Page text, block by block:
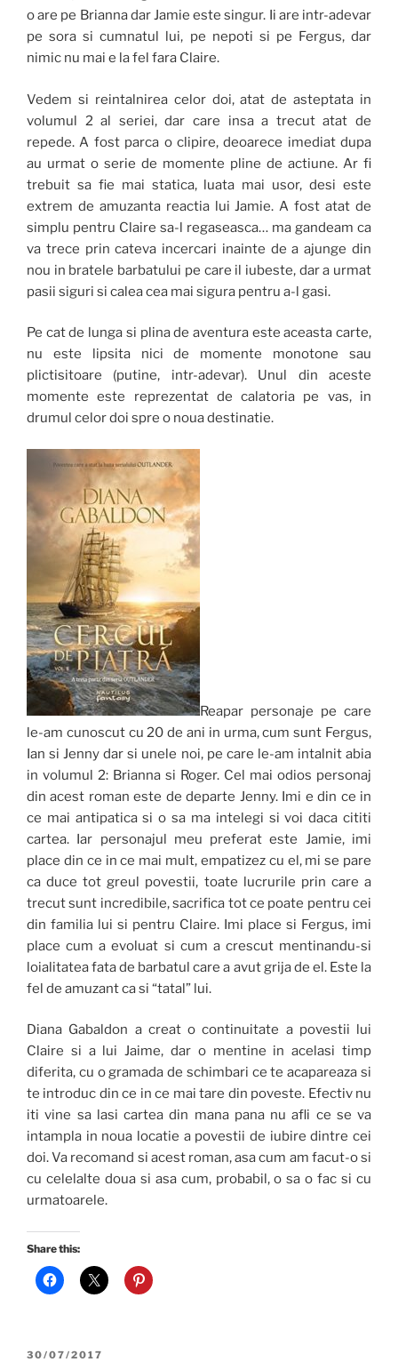
o are pe Brianna dar Jamie este singur. Ii are intr-adevar
pe sora si cumnatul lui, pe nepoti si pe Fergus, dar
nimic nu mai e la fel fara Claire.
Vedem si reintalnirea celor doi, atat de asteptata in
volumul 2 al seriei, dar care insa a trecut atat de
repede. A fost parca o clipire, deoarece imediat dupa
au urmat o serie de momente pline de actiune. Ar fi
trebuit sa fie mai statica, luata mai usor, desi este
extrem de amuzanta reactia lui Jamie. A fost atat de
simplu pentru Claire sa-l regaseasca… ma gandeam ca
va trece prin cateva incercari inainte de a ajunge din
nou in bratele barbatului pe care il iubeste, dar a urmat
pasii siguri si calea cea mai sigura pentru a-l gasi.
Pe cat de lunga si plina de aventura este aceasta carte,
nu este lipsita nici de momente monotone sau
plictisitoare (putine, intr-adevar). Unul din aceste
momente este reprezentat de calatoria pe vas, in
drumul celor doi spre o noua destinatie.
Reapar personaje pe care
le-am cunoscut cu 20 de ani in urma, cum sunt Fergus,
Ian si Jenny dar si unele noi, pe care le-am intalnit abia
in volumul 2: Brianna si Roger. Cel mai odios personaj
din acest roman este de departe Jenny. Imi e din ce in
ce mai antipatica si o sa ma intelegi si voi daca cititi
cartea. Iar personajul meu preferat este Jamie, imi
place din ce in ce mai mult, empatizez cu el, mi se pare
ca duce tot greul povestii, toate lucrurile prin care a
trecut sunt incredibile, sacrifica tot ce poate pentru cei
din familia lui si pentru Claire. Imi place si Fergus, imi
place cum a evoluat si cum a crescut mentinandu-si
loialitatea fata de barbatul care a avut grija de el. Este la
fel de amuzant ca si “tatal” lui.
Diana Gabaldon a creat o continuitate a povestii lui
Claire si a lui Jaime, dar o mentine in acelasi timp
diferita, cu o gramada de schimbari ce te acapareaza si
te introduc din ce in ce mai tare din poveste. Efectiv nu
iti vine sa lasi cartea din mana pana nu afli ce se va
intampla in noua locatie a povestii de iubire dintre cei
doi. Va recomand si acest roman, asa cum am facut-o si
cu celelalte doua si asa cum, probabil, o sa o fac si cu
urmatoarele.
Share this:
POSTED
30/07/2017